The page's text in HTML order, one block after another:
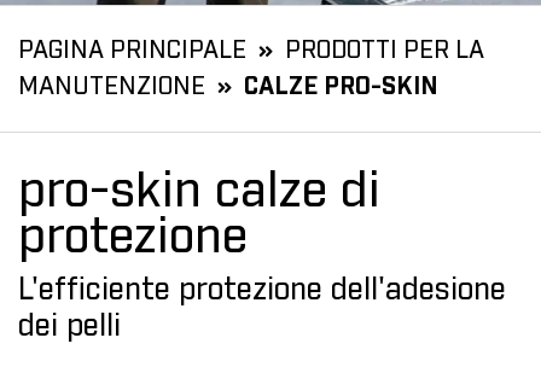
PAGINA PRINCIPALE
PRODOTTI PER LA
MANUTENZIONE
CALZE PRO-SKIN
pro-skin calze di
protezione
L'efficiente protezione dell'adesione
dei pelli